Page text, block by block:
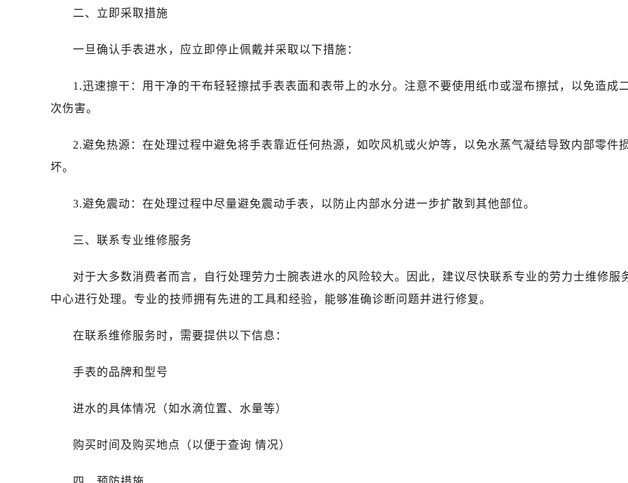
无锡市梁溪区人民中路139号恒隆广场写字楼1座11层1104室（需提前预约）
苏州市苏州工业园区星港街199号苏州中心办公楼C座22层08室（需提前预约）
南宁市青秀区金湖路59号地王大厦12楼1224室（需提前预约）
青岛市南区山东路6号华润大厦B座22层04室（需提前预约）
贵阳市南明区都司高架桥路33号亨特国际金融中心14楼14D（需提前预约）
西安市碑林区南关正街88号华侨城长安国际中心E座6楼10室（需提前预约）
台州市椒江区东海大道1800号腾达中心东1幢20楼2002室（需提前预约）
甘肃省兰州市七里河区西津西路16号兰州中心写字楼21层2102室（需提前预约）
黑龙江省大庆市萨尔图区会战大街劳力士售后服务中心（需提前预约）
黑龙江省黑河市爱辉区中央街劳力士售后服务中心（需提前预约）
二、立即采取措施
一旦确认手表进水，应立即停止佩戴并采取以下措施：
1.迅速擦干：用干净的干布轻轻擦拭手表表面和表带上的水分。注意不要使用纸巾或湿布擦拭，以免造成
次伤害。
2.避免热源：在处理过程中避免将手表靠近任何热源，如吹风机或火炉等，以免水蒸气凝结导致内部零件
坏。
3.避免震动：在处理过程中尽量避免震动手表，以防止内部水分进一步扩散到其他部位。
三、联系专业维修服务
对于大多数消费者而言，自行处理劳力士腕表进水的风险较大。因此，建议尽快联系专业的劳力士维修服
中心进行处理。专业的技师拥有先进的工具和经验，能够准确诊断问题并进行修复。
在联系维修服务时，需要提供以下信息：
手表的品牌和型号
进水的具体情况（如水滴位置、水量等）
购买时间及购买地点（以便于查询 情况）